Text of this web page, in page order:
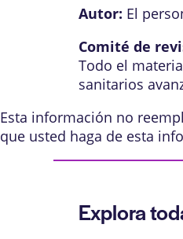
Autor: El
Comité de
Todo el
sanitarios
Esta información no
que usted haga de esta
Explora